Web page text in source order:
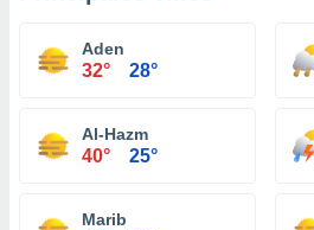
Aden
32° 28°
Al-Hazm
40° 25°
Marib